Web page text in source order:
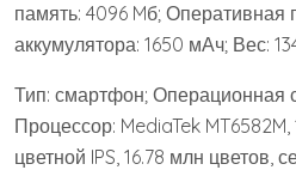
память: 4096 Mб; Оперативная
аккумулятора: 1650 мАч; Вес:
Тип: смартфон; Операционная
Процессор: MediaTek
цветной IPS, 16.78 млн цветов,